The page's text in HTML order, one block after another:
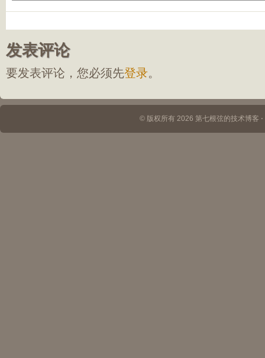
发表评论
要发表评论，您必须先登录。
© 版权所有 2026 第七根弦的技术博客